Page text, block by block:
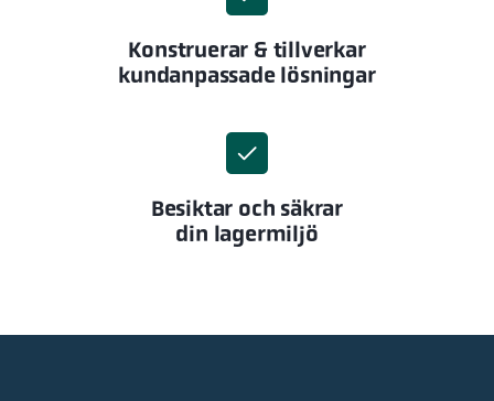
Konstruerar & tillverkar
kundanpassade lösningar
Besiktar och säkrar
din lagermiljö